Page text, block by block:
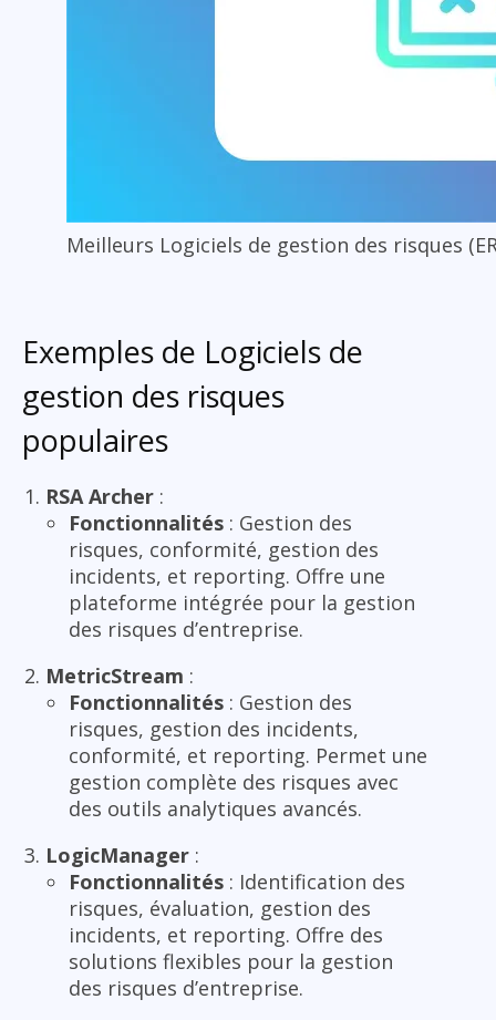
Meilleurs Logiciels de gestion des risques
Exemples de Logiciels de
gestion des risques
populaires
RSA Archer :
Fonctionnalités : Gestion des
risques, conformité, gestion des
incidents, et reporting. Offre une
plateforme intégrée pour la gestion
des risques d’entreprise.
MetricStream :
Fonctionnalités : Gestion des
risques, gestion des incidents,
conformité, et reporting. Permet une
gestion complète des risques avec
des outils analytiques avancés.
LogicManager :
Fonctionnalités : Identification des
risques, évaluation, gestion des
incidents, et reporting. Offre des
solutions flexibles pour la gestion
des risques d’entreprise.